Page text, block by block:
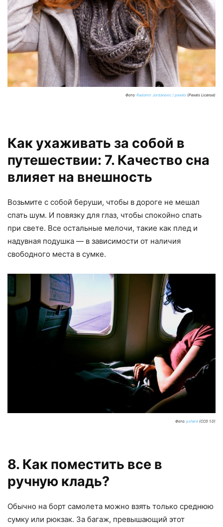
Фото: Radomir Jordanovic / pexels (Pexels License)
Как ухаживать за собой в
путешествии: 7. Качество сна
влияет на внешность
Возьмите с собой беруши, чтобы в дороге не мешал
спать шум. И повязку для глаз, чтобы спокойно спать
при свете. Все остальные мелочи, такие как плед и
надувная подушка — в зависимости от наличия
свободного места в сумке.
Фото: pxhere (CC0 1.0)
8. Как поместить все в
ручную кладь?
Обычно на борт самолета можно взять только среднюю
сумку или рюкзак. За багаж, превышающий этот